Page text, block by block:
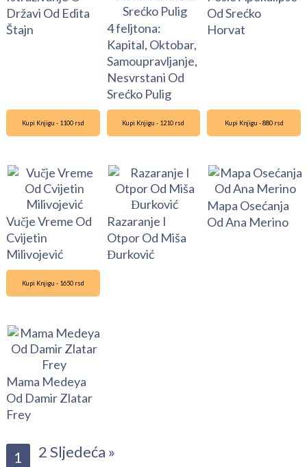
Državi Od Edita
Štajn
4 feljtona:
Kapital, Oktobar,
Samoupravljanje,
Nesvrstani Od
Srećko Pulig
Od Srećko
Horvat
Kupi Knjigu - 1100 rsd
Vučje Vreme Od
Cvijetin
Milivojević
Kupi Knjigu - 1210 rsd
Razaranje I
Otpor Od Miša
Đurković
Kupi Knjigu - 880 rsd
Mapa Osećanja
Od Ana Merino
Kupi Knjigu - 1650 rsd
Mama Medeya
Od Damir Zlatar
Frey
1 2Sljedeća »